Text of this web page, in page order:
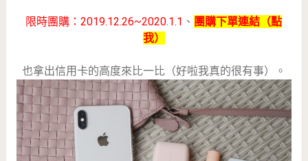
限時團購：2019.12.26~2020.1.1 、 團購下單連結（點
我）
也拿出信用卡的高度來比一比（好啦我真的很有事）。